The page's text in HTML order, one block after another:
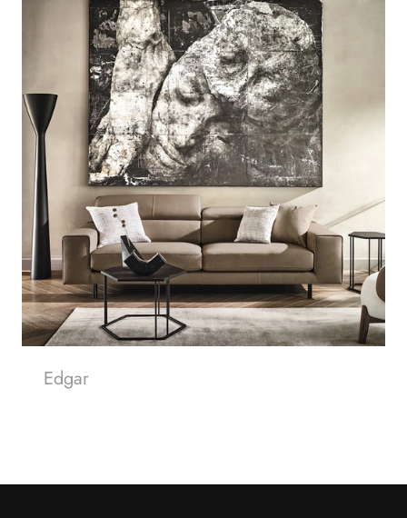
Edgar